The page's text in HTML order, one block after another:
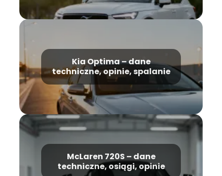
Kia Optima – dane
techniczne, opinie, spalanie
McLaren 720S – dane
techniczne, osiągi, opinie